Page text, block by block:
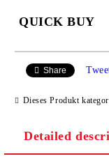
QUICK BUY
I agree to
We will contact you
Share
Dieses Produkt
Detailed